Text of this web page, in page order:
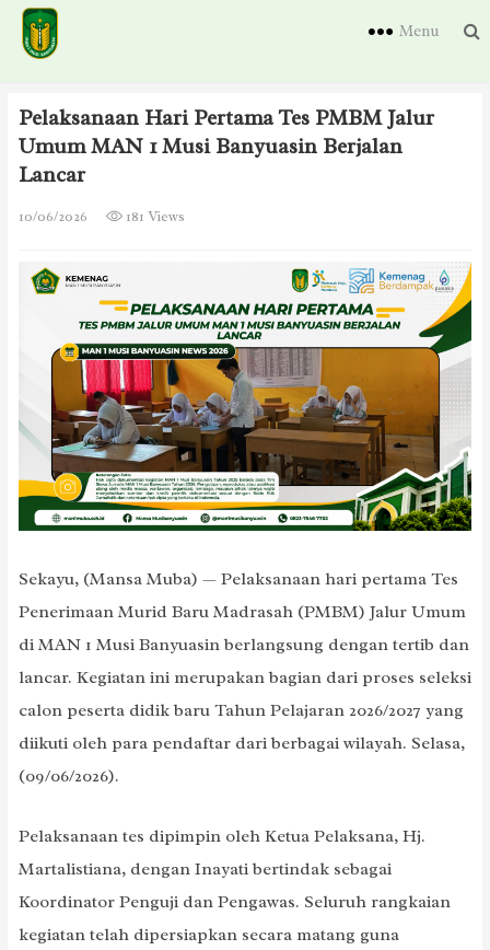
Menu
Pelaksanaan Hari Pertama Tes PMBM Jalur
Umum MAN 1 Musi Banyuasin Berjalan
Lancar
10/06/2026 181 Views
Sekayu, (Mansa Muba) — Pelaksanaan hari pertama Tes
Penerimaan Murid Baru Madrasah (PMBM) Jalur Umum
di MAN 1 Musi Banyuasin berlangsung dengan tertib dan
lancar. Kegiatan ini merupakan bagian dari proses seleksi
calon peserta didik baru Tahun Pelajaran 2026/2027 yang
diikuti oleh para pendaftar dari berbagai wilayah. Selasa,
(09/06/2026).
Pelaksanaan tes dipimpin oleh Ketua Pelaksana, Hj.
Martalistiana, dengan Inayati bertindak sebagai
Koordinator Penguji dan Pengawas. Seluruh rangkaian
kegiatan telah dipersiapkan secara matang guna